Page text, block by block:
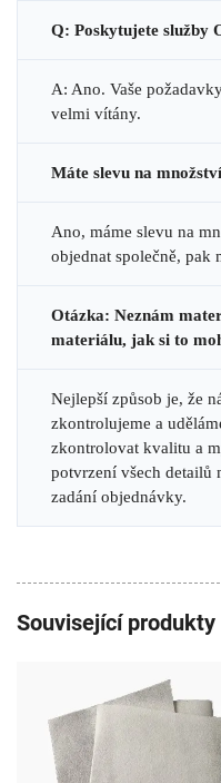
Q: Poskytujete služby
A: Ano. Vaše
velmi vítány.
Máte slevu na
Ano, máme slevu na
objednat společně, pak
Otázka: Neznám
materiálu, jak si to
Nejlepší způsob je, že
zkontrolujeme a
zkontrolovat kvalitu a
potvrzení všech detailů
zadání objednávky.
Související produkty